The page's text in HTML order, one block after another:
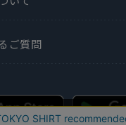
ご質問
トでは、お客様の利便性